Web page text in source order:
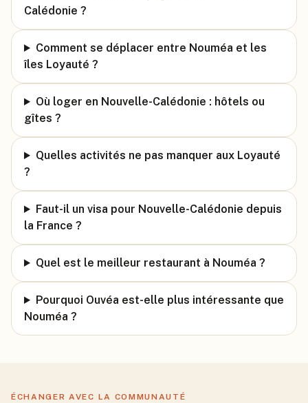
Calédonie ?
Comment se déplacer entre Nouméa et les
îles Loyauté ?
Où loger en Nouvelle-Calédonie : hôtels ou
gîtes ?
Quelles activités ne pas manquer aux Loyauté
?
Faut-il un visa pour Nouvelle-Calédonie depuis
la France ?
Quel est le meilleur restaurant à Nouméa ?
Pourquoi Ouvéa est-elle plus intéressante que
Nouméa ?
ÉCHANGER AVEC LA COMMUNAUTÉ